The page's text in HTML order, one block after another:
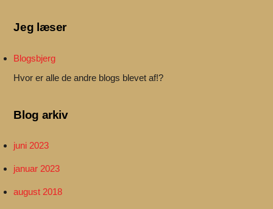
Jeg læser
Blogsbjerg
Hvor er alle de andre blogs blevet af!?
Blog arkiv
juni 2023
januar 2023
august 2018